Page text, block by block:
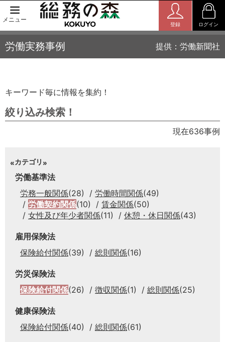
メニュー
登録 ログイン
労働実務事例 提供：労働新聞社
キーワード毎に情報を集約！
絞り込み検索！
現在636事例
カテゴリ
労働基準法
労務一般関係(28) 労働時間関係(49)
労働契約関係(10) 賃金関係(50)
女性及び年少者関係(11) 休憩・休日関係(43)
雇用保険法
保険給付関係(39) 総則関係(16)
労災保険法
保険給付関係(26) 徴収関係(1) 総則関係(25)
健康保険法
保険給付関係(40) 総則関係(61)